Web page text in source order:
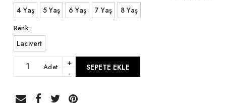
4 Yaş 5 Yaş 6 Yaş 7 Yaş 8 Yaş
Renk:
Lacivert
Adet
+
-
SEPETE EKLE